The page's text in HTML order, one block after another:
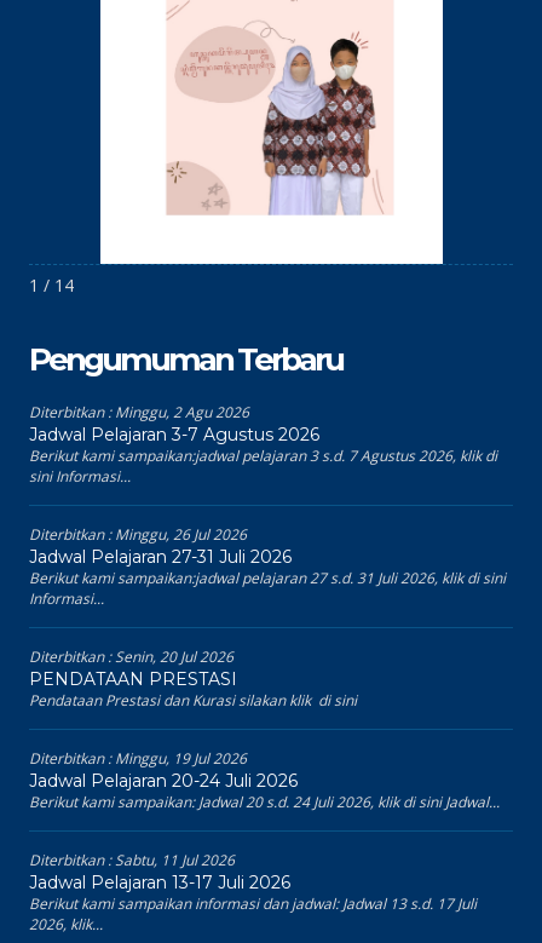
1 / 14
Pengumuman Terbaru
Diterbitkan :Minggu, 2 Agu 2026
Jadwal Pelajaran 3-7 Agustus 2026
Berikut kami sampaikan:jadwal pelajaran 3 s.d. 7 Agustus 2026, klik di
sini Informasi...
Diterbitkan :Minggu, 26 Jul 2026
Jadwal Pelajaran 27-31 Juli 2026
Berikut kami sampaikan:jadwal pelajaran 27 s.d. 31 Juli 2026, klik di sini
Informasi...
Diterbitkan :Senin, 20 Jul 2026
PENDATAAN PRESTASI
Pendataan Prestasi dan Kurasi silakan klik di sini
Diterbitkan :Minggu, 19 Jul 2026
Jadwal Pelajaran 20-24 Juli 2026
Berikut kami sampaikan: Jadwal 20 s.d. 24 Juli 2026, klik di sini Jadwal...
Diterbitkan :Sabtu, 11 Jul 2026
Jadwal Pelajaran 13-17 Juli 2026
Berikut kami sampaikan informasi dan jadwal: Jadwal 13 s.d. 17 Juli
2026, klik...